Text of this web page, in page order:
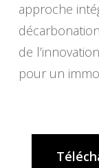
approche
de
pour un